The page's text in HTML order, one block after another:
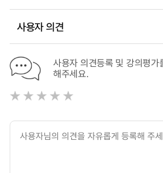
사용자 의견
사용자 의견등록 및 강의평
해주세요.